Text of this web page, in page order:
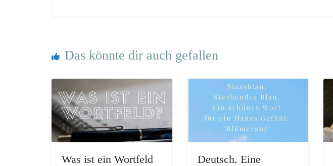
Das könnte dir auch gefallen
Was ist ein Wortfeld
Deutsch. Eine